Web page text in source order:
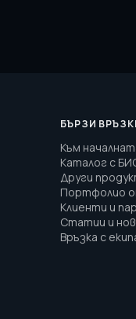
БЪРЗИ
Към
Каталог с
Други
Портфолио
Клиенти и
Статии и
Връзка с